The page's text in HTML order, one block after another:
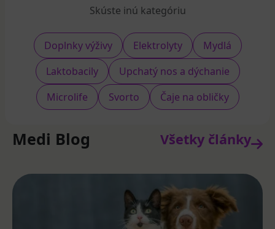
Skúste inú kategóriu
Doplnky výživy Elektrolyty
Mydlá
Laktobacily
Upchatý nos a dýchanie
Microlife
Svorto Čaje na obličky
Medi Blog Všetky články